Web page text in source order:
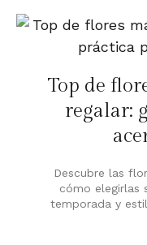
Top de
regalar:
Descubre las
cómo elegirlas
temporada y